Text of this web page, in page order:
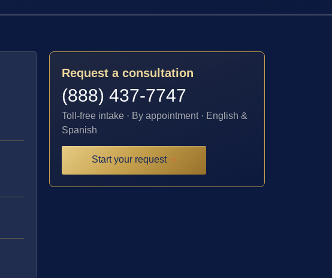
Request a consultation
(888) 437-7747
Toll-free intake · By appointment · English &
Spanish
Start your request